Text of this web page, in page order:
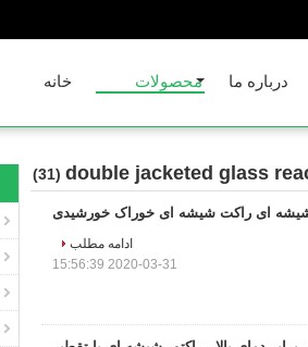
خانه محصولات درباره ما
double jacketed glass
(31)
ای راکت شیشه ای خوراک خورشیدی
ادامه مطلب
2020-03-31 15:56:39